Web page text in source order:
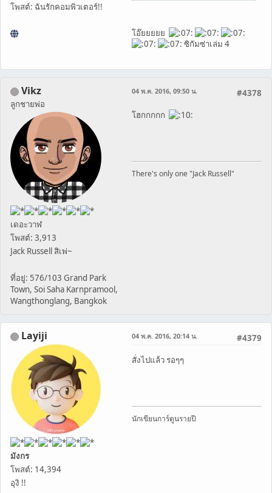
โพสต์: ฉันรักคอมพิวเตอร์!!
โอ๊ยยยยย
ซิกัมซ่าเล่ม 4
Vikz
ลูกชายพ่อ
เดอะวาฬ
โพสต์: 3,913
Jack Russell สิเพ่~
ที่อยู่: 576/103 Grand Park
Town, Soi Saha Karnpramool,
Wangthonglang, Bangkok
#4378
04 พ.ค. 2016, 09:50 น.
โฮกกกกก
There's only one "Jack Russell"
Layiji
มังกร
โพสต์: 14,394
อุงิ !!
#4379
04 พ.ค. 2016, 20:14 น.
สั่งไปแล้ว รอๆๆ
นักเขียนการ์ตูนรายปี